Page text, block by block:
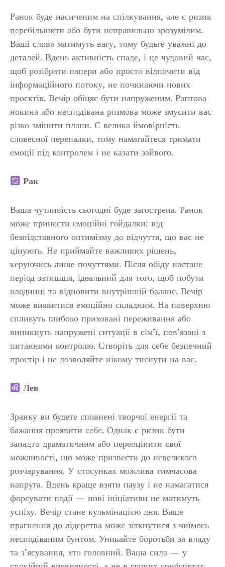
Ранок буде насиченим на спілкування, але є ризик
перебільшити або бути неправильно зрозумілим.
Ваші слова матимуть вагу, тому будьте уважні до
деталей. Вдень активність спаде, і це чудовий час,
щоб розібрати папери або просто відпочити від
інформаційного потоку, не починаючи нових
проєктів. Вечір обіцяє бути напруженим. Раптова
новина або несподівана розмова може змусити вас
різко змінити плани. Є велика ймовірність
словесної перепалки, тому намагайтеся тримати
емоції під контролем і не казати зайвого.
Рак
Ваша чутливість сьогодні буде загострена. Ранок
може принести емоційні гойдалки: від
безпідставного оптимізму до відчуття, що вас не
цінують. Не приймайте важливих рішень,
керуючись лише почуттями. Після обіду настане
період затишшя, ідеальний для того, щоб побути
наодинці та відновити внутрішній баланс. Вечір
може виявитися емоційно складним. На поверхню
спливуть глибоко приховані переживання або
виникнуть напружені ситуації в сім’ї, пов’язані з
питаннями контролю. Створіть для себе безпечний
простір і не дозволяйте нікому тиснути на вас.
Лев
Зранку ви будете сповнені творчої енергії та
бажання проявити себе. Однак є ризик бути
занадто драматичним або переоцінити свої
можливості, що може призвести до невеликого
розчарування. У стосунках можлива тимчасова
напруга. Вдень краще взяти паузу і не намагатися
форсувати події — нові ініціативи не матимуть
успіху. Вечір стане кульмінацією дня. Ваше
прагнення до лідерства може зіткнутися з чиїмось
несподіваним бунтом. Уникайте боротьби за владу
та з’ясування, хто головний. Ваша сила — у